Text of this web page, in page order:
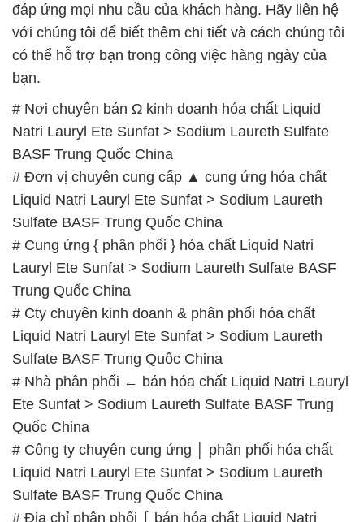
# Nơi chuyên bán Ω kinh doanh hóa chất Liquid
Natri Lauryl Ete Sunfat > Sodium Laureth Sulfate
BASF Trung Quốc China
# Đơn vị chuyên cung cấp ▲ cung ứng hóa chất
Liquid Natri Lauryl Ete Sunfat > Sodium Laureth
Sulfate BASF Trung Quốc China
# Cung ứng { phân phối } hóa chất Liquid Natri
Lauryl Ete Sunfat > Sodium Laureth Sulfate BASF
Trung Quốc China
# Cty chuyên kinh doanh & phân phối hóa chất
Liquid Natri Lauryl Ete Sunfat > Sodium Laureth
Sulfate BASF Trung Quốc China
# Nhà phân phối ← bán hóa chất Liquid Natri Lauryl
Ete Sunfat > Sodium Laureth Sulfate BASF Trung
Quốc China
# Công ty chuyên cung ứng │ phân phối hóa chất
Liquid Natri Lauryl Ete Sunfat > Sodium Laureth
Sulfate BASF Trung Quốc China
# Địa chỉ phân phối ⌠ bán hóa chất Liquid Natri
Lauryl Ete Sunfat > Sodium Laureth Sulfate BASF
Trung Quốc China
# Đơn vị kinh doanh µ phân phối hóa chất Liquid
Natri Lauryl Ete Sunfat > Sodium Laureth Sulfate